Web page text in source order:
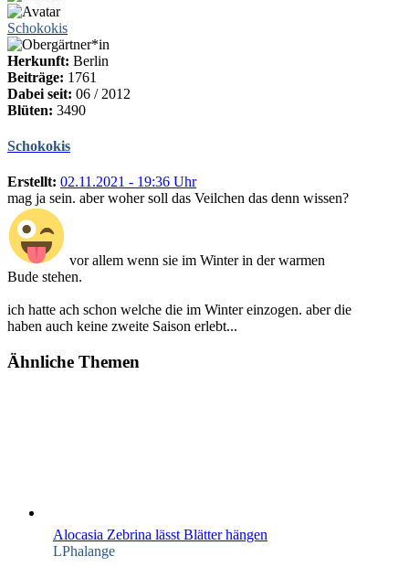
Schokokis
Herkunft: Berlin
Beiträge: 1761
Dabei seit: 06 / 2012
Blüten: 3490
Schokokis
Erstellt: 02.11.2021 - 19:36 Uhr
mag ja sein. aber woher soll das Veilchen das denn wissen?
vor allem wenn sie im Winter in der warmen
Bude stehen.
ich hatte ach schon welche die im Winter einzogen. aber die
haben auch keine zweite Saison erlebt...
Ähnliche Themen
Alocasia Zebrina lässt Blätter hängen
LPhalange